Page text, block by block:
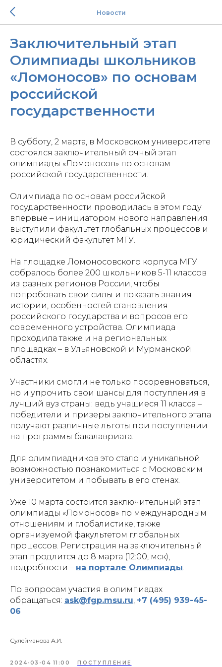
Новости
Заключительный этап
Олимпиады школьников
«Ломоносов» по основам
российской
государственности
В субботу, 2 марта, в Московском университете
состоялся заключительный очный этап
олимпиады «Ломоносов» по основам
российской государственности.
Олимпиада по основам российской
государственности проводилась в этом году
впервые – инициатором нового направления
выступили факультет глобальных процессов и
юридический факультет МГУ.
На площадке Ломоносовского корпуса МГУ
собралось более 200 школьников 5-11 классов
из разных регионов России, чтобы
попробовать свои силы и показать знания
истории, особенностей становления
российского государства и вопросов его
современного устройства. Олимпиада
проходила также и на региональных
площадках – в Ульяновской и Мурманской
областях.
Участники смогли не только посоревноваться,
но и упрочить свои шансы для поступления в
лучший вуз страны: ведь учащиеся 11 класса –
победители и призеры заключительного этапа
получают различные льготы при поступлении
на программы бакалавриата.
Для олимпиадников это стало и уникальной
возможностью познакомиться с Московским
университетом и побывать в его стенах.
Уже 10 марта состоится заключительный этап
олимпиады «Ломоносов» по международным
отношениям и глобалистике, также
организуемой факультетом глобальных
процессов. Регистрация на заключительный
этап продлится до 8 марта (12:00, мск),
подробности – на портале Олимпиады.
По вопросам участия в олимпиадах
обращаться: ask@fgp.msu.ru, +7 (495) 939-45-
06
Сулейманова А.И.
2024-03-04 11:00 ПОСТУПЛЕНИЕ